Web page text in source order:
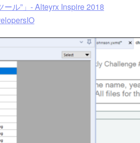
ール”」- Alteyrx Inspire 2018